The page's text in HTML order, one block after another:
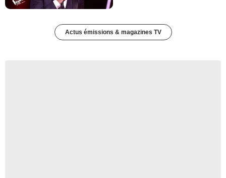
Actus émissions & magazines TV